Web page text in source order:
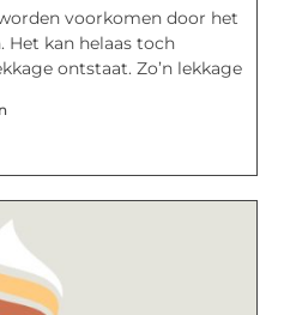
voorkomen door het
Het kan helaas toch
ontstaat. Zo’n lekkage